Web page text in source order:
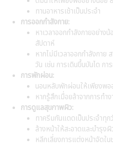
ทานอาหารเช้าเป็นประจำ
การออกกำลังกาย:
หาเวลาออกกำลังกายอย่า
สัปดาห์
หากไม่มีเวลาออกกำลังกาย
วัน เช่น การเดินขึ้นบันได กา
การพักผ่อน:
นอนหลับพักผ่อนให้เพียงพ
หากรู้สึกเมื่อยล้าจากการทำ
การดูแลสุขภาพผิว:
ทาครีมกันแดดเป็นประจำทุก
ล้างหน้าให้สะอาดและบำรุ
หลีกเลี่ยงการแต่งหน้าจัดใน